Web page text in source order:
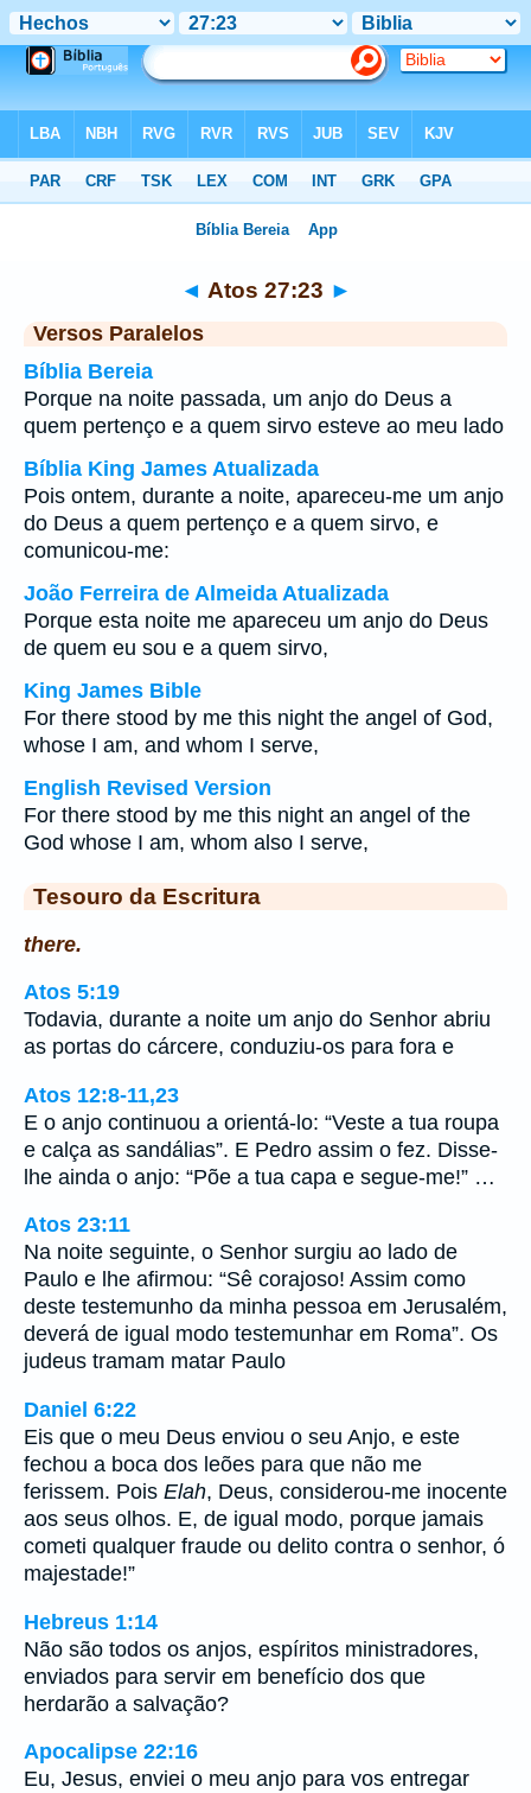
◄ Atos 27:23 ►
Versos Paralelos
Bíblia Bereia
Porque na noite passada, um anjo do Deus a
quem pertenço e a quem sirvo esteve ao meu lado
Bíblia King James Atualizada
Pois ontem, durante a noite, apareceu-me um anjo
do Deus a quem pertenço e a quem sirvo, e
comunicou-me:
João Ferreira de Almeida Atualizada
Porque esta noite me apareceu um anjo do Deus
de quem eu sou e a quem sirvo,
King James Bible
For there stood by me this night the angel of God,
whose I am, and whom I serve,
English Revised Version
For there stood by me this night an angel of the
God whose I am, whom also I serve,
Tesouro da Escritura
there.
Atos 5:19
Todavia, durante a noite um anjo do Senhor abriu
as portas do cárcere, conduziu-os para fora e
Atos 12:8-11,23
E o anjo continuou a orientá-lo: “Veste a tua roupa
e calça as sandálias”. E Pedro assim o fez. Disse-
lhe ainda o anjo: “Põe a tua capa e segue-me!” …
Atos 23:11
Na noite seguinte, o Senhor surgiu ao lado de
Paulo e lhe afirmou: “Sê corajoso! Assim como
deste testemunho da minha pessoa em Jerusalém,
deverá de igual modo testemunhar em Roma”. Os
judeus tramam matar Paulo
Daniel 6:22
Eis que o meu Deus enviou o seu Anjo, e este
fechou a boca dos leões para que não me
ferissem. Pois Elah, Deus, considerou-me inocente
aos seus olhos. E, de igual modo, porque jamais
cometi qualquer fraude ou delito contra o senhor, ó
majestade!”
Hebreus 1:14
Não são todos os anjos, espíritos ministradores,
enviados para servir em benefício dos que
herdarão a salvação?
Apocalipse 22:16
Eu, Jesus, enviei o meu anjo para vos entregar